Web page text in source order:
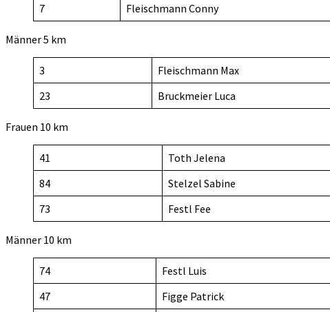
7
Fleischmann Conny
Männer 5 km
3 Fleischmann Max
23
Bruckmeier Luca
Frauen 10 km
41 Toth Jelena
84
Stelzel Sabine
73
Festl Fee
Männer 10 km
74 Festl Luis
47
Figge Patrick